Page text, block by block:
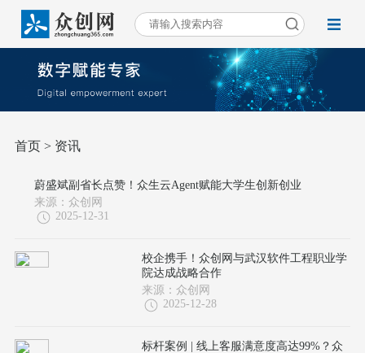
首页> 资讯
蔚盛斌副省长点赞！众生云Agent赋能大学生创新创业
来源：众创网
2025-12-31
校企携手！众创网与武汉软件工程职业学
院达成战略合作
来源：众创网
2025-12-28
标杆案例 | 线上客服满意度高达99%？众